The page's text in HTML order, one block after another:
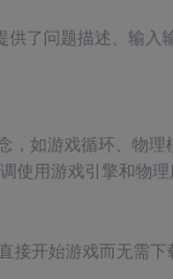
了问题描述、输入
，如游戏循环、物理
使用游戏引擎和物理
接开始游戏而无需下